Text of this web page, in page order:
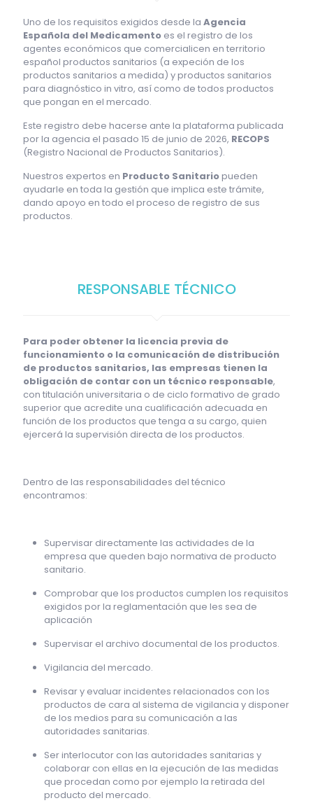
Uno de los requisitos exigidos desde la Agencia
Española del Medicamento es el registro de los
agentes económicos que comercialicen en territorio
español productos sanitarios (a expeción de los
productos sanitarios a medida) y productos sanitarios
para diagnóstico in vitro, así como de todos productos
que pongan en el mercado.
Este registro debe hacerse ante la plataforma publicada
por la agencia el pasado 15 de junio de 2026, RECOPS
(Registro Nacional de Productos Sanitarios).
Nuestros expertos en Producto Sanitariopueden
ayudarle en toda la gestión que implica este trámite,
dando apoyo en todo el proceso de registro de sus
productos.
RESPONSABLE TÉCNICO
Para poder obtener la licencia previa de
funcionamiento o la comunicación de distribución
de productos sanitarios, las empresas tienen la
obligación de contar con un técnico responsable,
con titulación universitaria o de ciclo formativo de grado
superior que acredite una cualificación adecuada en
función de los productos que tenga a su cargo, quien
ejercerá la supervisión directa de los productos.
Dentro de las responsabilidades del técnico
encontramos:
Supervisar directamente las actividades de la
empresa que queden bajo normativa de producto
sanitario.
Comprobar que los productos cumplen los requisitos
exigidos por la reglamentación que les sea de
aplicación
Supervisar el archivo documental de los productos.
Vigilancia del mercado.
Revisar y evaluar incidentes relacionados con los
productos de cara al sistema de vigilancia y disponer
de los medios para su comunicación a las
autoridades sanitarias.
Ser interlocutor con las autoridades sanitarias y
colaborar con ellas en la ejecución de las medidas
que procedan como por ejemplo la retirada del
producto del mercado.